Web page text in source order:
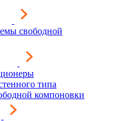
свободной
типа
компоновки